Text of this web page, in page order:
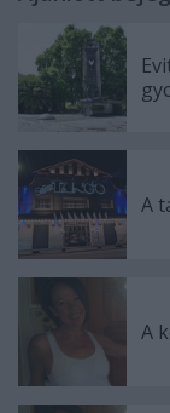
A
A